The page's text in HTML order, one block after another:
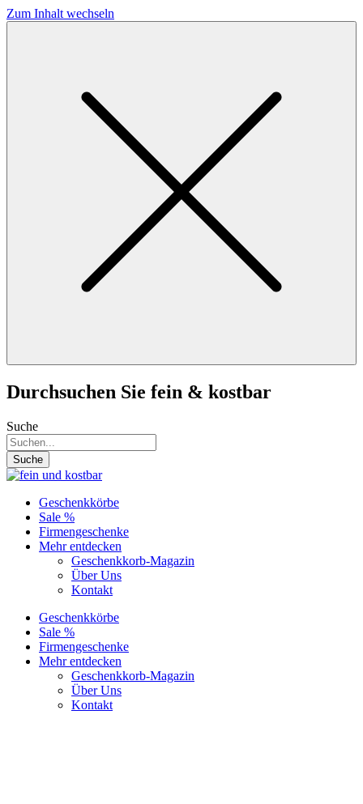
Zum Inhalt wechseln
Durchsuchen Sie fein & kostbar
Suche
Suche
Geschenkkörbe
Sale %
Firmengeschenke
Mehr entdecken
Geschenkkorb-Magazin
Über Uns
Kontakt
Geschenkkörbe
Sale %
Firmengeschenke
Mehr entdecken
Geschenkkorb-Magazin
Über Uns
Kontakt